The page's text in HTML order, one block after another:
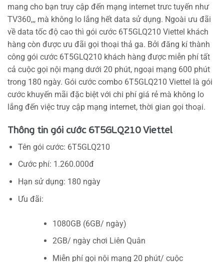
mang cho bạn truy cập đến mạng internet trưc tuyến như
TV360,,, mà không lo lắng hết data sử dụng. Ngoài ưu đãi
về data tốc độ cao thì gói cước 6T5GLQ210 Viettel khách
hàng còn được ưu đãi gọi thoại thả ga. Bởi đăng kí thành
công gói cước 6T5GLQ210 khách hàng được miễn phí tất
cả cuộc gọi nội mạng dưới 20 phút, ngoại mạng 600 phút
trong 180 ngày. Gói cước combo 6T5GLQ210 Viettel là gói
cước khuyến mãi đặc biệt với chi phí giá rẻ mà không lo
lắng đến việc truy cập mạng internet, thời gian gọi thoại.
Thông tin gói cước 6T5GLQ210 Viettel
Tên gói cước: 6T5GLQ210
Cước phí: 1.260.000đ
Hạn sử dụng: 180 ngày
Ưu đãi:
1080GB (6GB/ ngày)
2GB/ ngày chơi Liên Quân
Miễn phí gọi nội mạng 20 phút/ cuộc